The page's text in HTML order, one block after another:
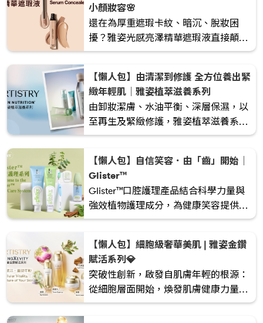
小顏妝容🌸
還在為厚重遮瑕卡紋、暗沉、脫妝困
擾？雅姿光感亮澤精華遮瑕液直接顛覆
你對遮瑕液的想像！
【懶人包】由清潔到修護 全方位養出緊
緻年輕肌｜雅姿植萃滋養系列
由卸妝潔膚、水油平衡、深層保濕，以
至再生及緊緻修護，雅姿植萃滋養系列
能全面照顧肌膚日常所需。系列針對不
淨、穩定、水潤與彈潤狀態，輕鬆養成
健康透亮好膚質。
【懶人包】自信笑容．由「齒」開始｜
Glister™
Glister™口腔護理產品結合科學力量與
強效植物護理成分，為健康笑容提供全
面解決方案。透過臨床驗證的Glister™
生態的平衡。身為全球首個且唯一全程
可追蹤的口腔護理品牌，從原料到成品
層層把關，品質公開透明。養成持續使
用的習慣，能有效強健牙齒與牙齦，築
起長效防護，讓口腔時刻健康清新。
【懶人包】細胞級奢華美肌 | 雅姿金鑽
賦活系列💎
突破性創新，啟發自肌膚年輕的根源：
從細胞層面開始，煥發肌膚健康力量。
雅姿金鑽賦活系列貫徹守護肌膚的整個